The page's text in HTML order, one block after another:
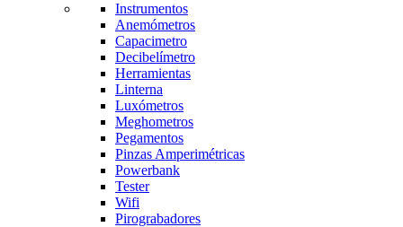
Instrumentos
Anemómetros
Capacimetro
Decibelímetro
Herramientas
Linterna
Luxómetros
Meghometros
Pegamentos
Pinzas Amperimétricas
Powerbank
Tester
Wifi
Pirograbadores